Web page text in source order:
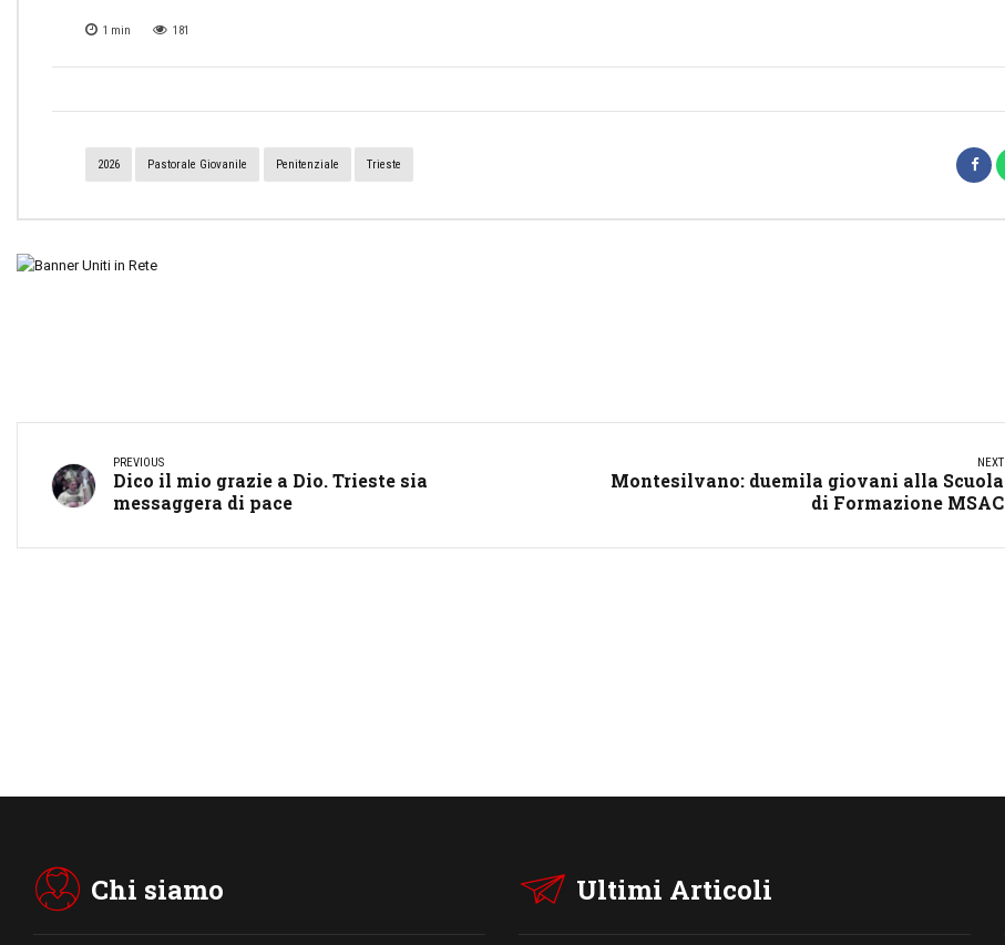
1 min 181
2026 Pastorale Giovanile Penitenziale Trieste
PREVIOUS
Dico il mio grazie a Dio. Trieste sia
messaggera di pace
NEXT
Montesilvano: duemila giovani alla Scuola
di Formazione MSAC
Chi siamo Ultimi Articoli